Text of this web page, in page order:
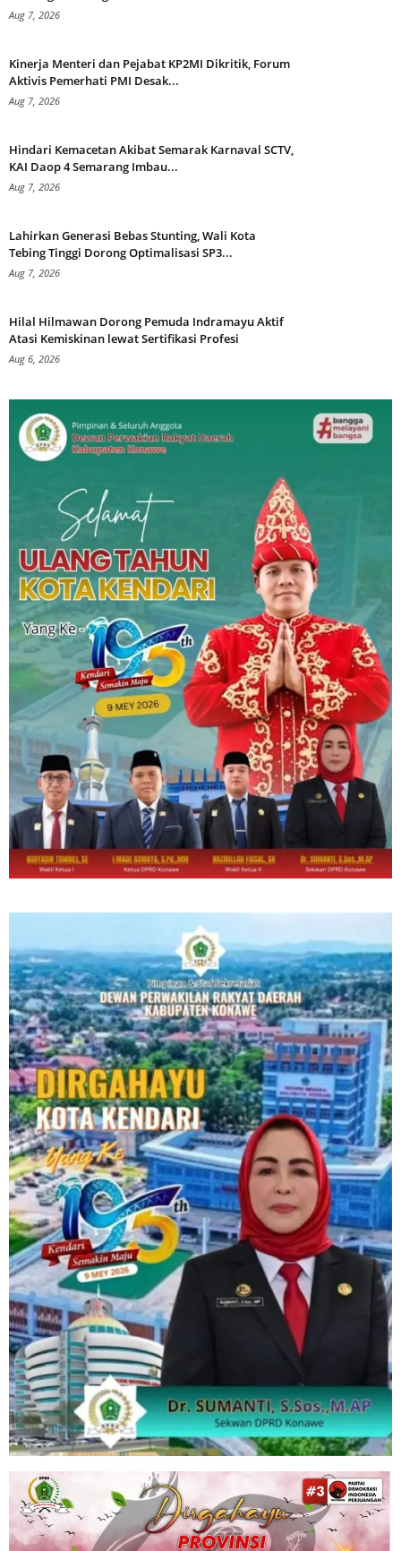
Aug 7, 2026
Kinerja Menteri dan Pejabat KP2MI Dikritik, Forum
Aktivis Pemerhati PMI Desak...
Aug 7, 2026
Hindari Kemacetan Akibat Semarak Karnaval SCTV,
KAI Daop 4 Semarang Imbau...
Aug 7, 2026
Lahirkan Generasi Bebas Stunting, Wali Kota
Tebing Tinggi Dorong Optimalisasi SP3...
Aug 7, 2026
Hilal Hilmawan Dorong Pemuda Indramayu Aktif
Atasi Kemiskinan lewat Sertifikasi Profesi
Aug 6, 2026